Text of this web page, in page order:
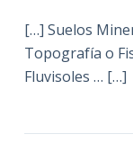
[…] Suelos
Topografía o
Fluvisoles … […]